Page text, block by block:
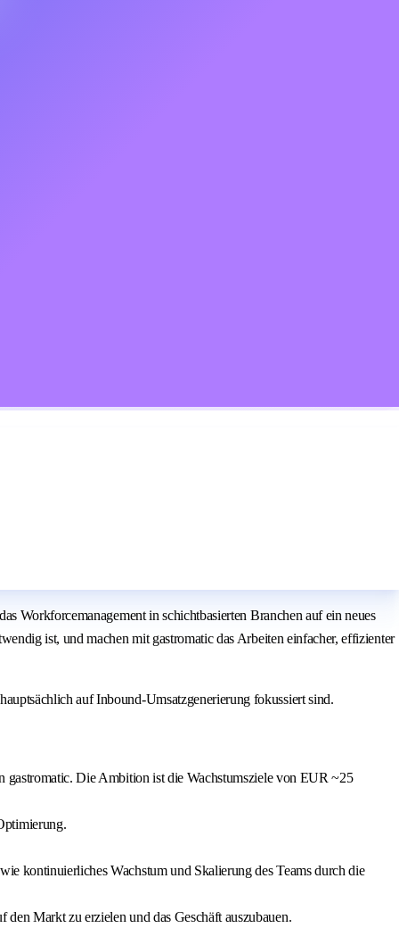
Workforcemanagement in schichtbasierten Branchen auf ein neues
ist, und machen mit gastromatic das Arbeiten einfacher, effizienter
auf Inbound-Umsatzgenerierung fokussiert sind.
Die Ambition ist die Wachstumsziele von EUR ~25
kontinuierliches Wachstum und Skalierung des Teams durch die
Markt zu erzielen und das Geschäft auszubauen.